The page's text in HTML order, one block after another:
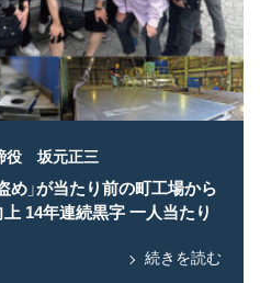
役 坂元正三
め」が当たり前の町工場から
14年連続黒字 一人当たり
続きを読む